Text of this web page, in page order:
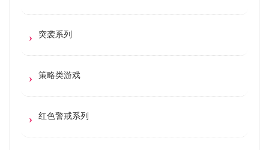
突袭系列
策略类游戏
红色警戒系列